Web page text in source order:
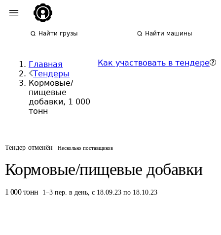
Найти грузы Найти машины
Главная
Тендеры
Кормовые/
пищевые
добавки, 1 000
тонн
Как участвовать в тендере
Тендер отменён Несколько поставщиков
Кормовые/пищевые добавки
1 000 тонн 1–3 пер. в день, с 18.09.23 по 18.10.23